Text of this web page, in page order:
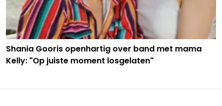
Shania Gooris openhartig over band met mama
Kelly: "Op juiste moment losgelaten"